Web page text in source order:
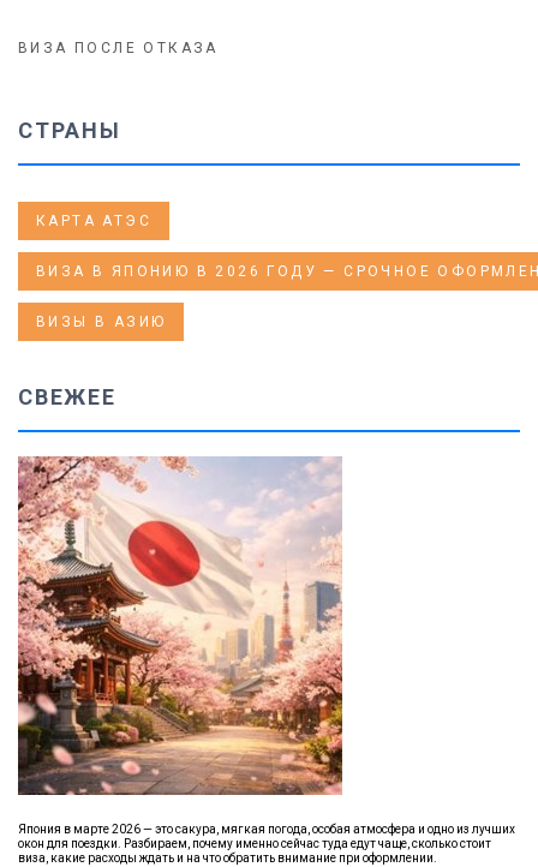
ВИЗА ПОСЛЕ ОТКАЗА
СТРАНЫ
КАРТА АТЭС
ВИЗА В ЯПОНИЮ В 2026 ГОДУ — СРОЧНОЕ
ВИЗЫ В АЗИЮ
СВЕЖЕЕ
Япония в марте 2026 — это сакура, мягкая погода, особая атмосфера и одно из лучших
окон для поездки. Разбираем, почему именно сейчас туда едут чаще, сколько стоит
виза, какие расходы ждать и на что обратить внимание при оформлении.